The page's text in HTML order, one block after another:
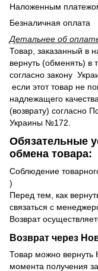
Наложенным
Безналичная оплата
Детальнее об
Товар, заказанный в
вернуть (обменять) в
согласно закону
если этот товар не
надлежащего
(возврату) согласно
Украины №172.
Обязательные
обмена товара:
Соблюдение
)
Перед тем, как
связаться с
Возврат
Возврат через
Товар можно вернуть
момента получения